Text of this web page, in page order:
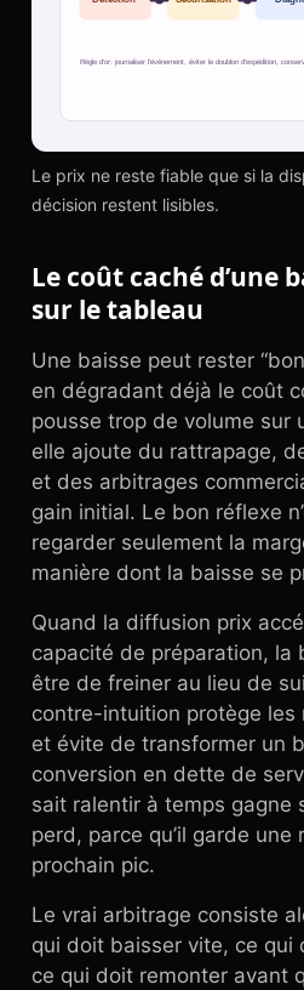
Le prix ne reste fiable que si la
décision restent lisibles.
Le coût caché d’une
sur le tableau
Une baisse peut rester
en dégradant déjà le coût
pousse trop de volume sur
elle ajoute du rattrapage,
et des arbitrages
gain initial. Le bon réflexe
regarder seulement la
manière dont la baisse se
Quand la diffusion prix
capacité de préparation, la
être de freiner au lieu de
contre-intuition protège les
et évite de transformer un
conversion en dette de
sait ralentir à temps gagne
perd, parce qu’il garde
prochain pic.
Le vrai arbitrage consiste
qui doit baisser vite, ce
ce qui doit remonter avant